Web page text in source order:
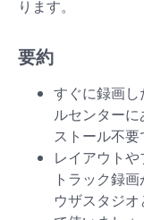
ります。
要約
すぐに録画し
ルセンター
ストール不要
レイアウト
トラック録
ウザスタジ